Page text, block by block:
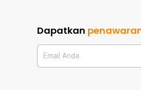
Dapatkan
Email Anda